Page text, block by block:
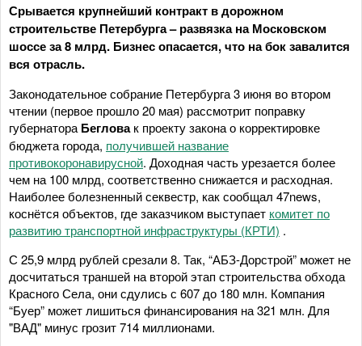
Срывается крупнейший контракт в дорожном
строительстве Петербурга – развязка на Московском
шоссе за 8 млрд. Бизнес опасается, что на бок завалится
вся отрасль.
Законодательное собрание Петербурга 3 июня во втором
чтении (первое прошло 20 мая) рассмотрит поправку
губернатора Бегловак проекту закона о корректировке
бюджета города, получившей название
противокоронавирусной. Доходная часть урезается более
чем на 100 млрд, соответственно снижается и расходная.
Наиболее болезненный секвестр, как сообщал 47news,
коснётся объектов, где заказчиком выступает комитет по
развитию транспортной инфраструктуры (КРТИ) .
С 25,9 млрд рублей срезали 8. Так, “АБЗ-Дорстрой” может не
досчитаться траншей на второй этап строительства обхода
Красного Села, они сдулись с 607 до 180 млн. Компания
“Буер” может лишиться финансирования на 321 млн. Для
"ВАД" минус грозит 714 миллионами.